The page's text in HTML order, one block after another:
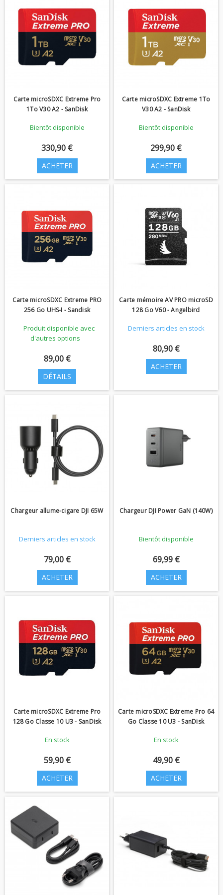
Carte microSDXC Extreme Pro
1To V30 A2 - SanDisk
Bientôt disponible
330,90 €
ACHETER
Carte microSDXC Extreme 1To
V30 A2 - SanDisk
Bientôt disponible
299,90 €
ACHETER
Carte microSDXC Extreme PRO
256 Go UHS-I - Sandisk
Produit disponible avec
d'autres options
89,00 €
DÉTAILS
Carte mémoire AV PRO microSD
128 Go V60 - Angelbird
Derniers articles en stock
80,90 €
ACHETER
Chargeur allume-cigare DJI 65W
Derniers articles en stock
79,00 €
ACHETER
Chargeur DJI Power GaN (140W)
Bientôt disponible
69,99 €
ACHETER
Carte microSDXC Extreme Pro
128 Go Classe 10 U3 - SanDisk
En stock
59,90 €
ACHETER
Carte microSDXC Extreme Pro 64
Go Classe 10 U3 - SanDisk
En stock
49,90 €
ACHETER